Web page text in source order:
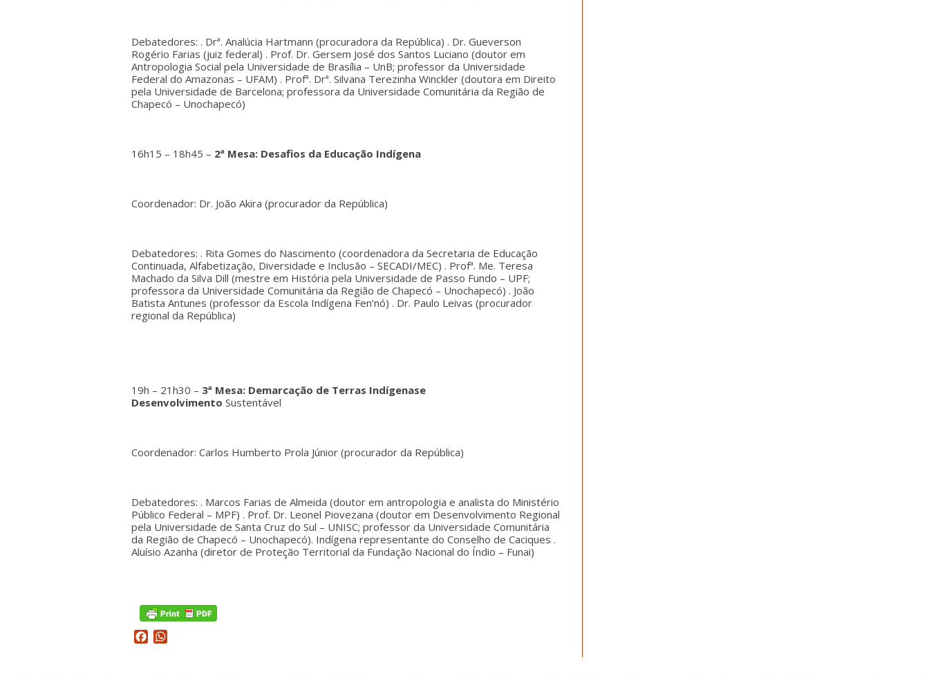
Debatedores: . Drª. Analúcia Hartmann (procuradora da República) . Dr. Gueverson
Rogério Farias (juiz federal) . Prof. Dr. Gersem José dos Santos Luciano (doutor em
Antropologia Social pela Universidade de Brasília – UnB; professor da Universidade
Federal do Amazonas – UFAM) . Profª. Drª. Silvana Terezinha Winckler (doutora em Direito
pela Universidade de Barcelona; professora da Universidade Comunitária da Região de
Chapecó – Unochapecó)
16h15 – 18h45 – 2ª Mesa: Desafios da Educação Indígena
Coordenador: Dr. João Akira (procurador da República)
Debatedores: . Rita Gomes do Nascimento (coordenadora da Secretaria de Educação
Continuada, Alfabeti­zação, Diversidade e Inclusão – SECADI/MEC) . Profª. Me. Teresa
Machado da Silva Dill (mestre em História pela Universidade de Passo Fundo – UPF;
professora da Universidade Comunitária da Região de Chapecó – Unochapecó) . João
Batista Antunes (professor da Escola Indígena Fen’nó) . Dr. Paulo Leivas (procurador
regional da República)
19h – 21h30 – 3ª Mesa: Demarcação de Terras Indígenase
Desenvolvimento Sustentável
Coordenador: Carlos Humberto Prola Júnior (procurador da República)
Debatedores: . Marcos Farias de Almeida (doutor em antropologia e analista do Ministério
Público Federal – MPF) . Prof. Dr. Leonel Piovezana (doutor em Desenvolvimento Regional
pela Universidade de Santa Cruz do Sul – UNISC; professor da Universidade Comunitária
da Região de Chapecó – Unochapecó). Indígena representante do Conselho de Caciques .
Aluísio Azanha (diretor de Proteção Territorial da Fundação Nacional do Índio – Funai)
Facebook